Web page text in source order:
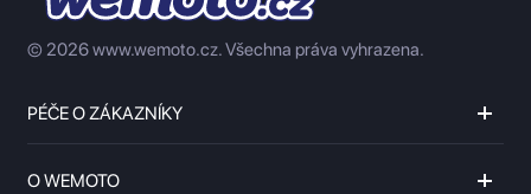
© 2026 www.wemoto.cz.Všechna práva vyhrazena.
PÉČE O ZÁKAZNÍKY
O WEMOTO